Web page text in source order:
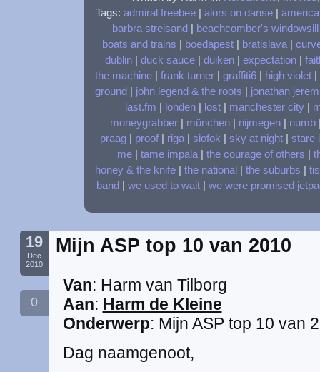
Tags: admiral freebee| alors on danse|
barbra streisand
beachcomber's windowsill
boats and trains
boedapest| bratislava|
dublin| duck sauce| duiken| expectation|
the machine| frank turner| graffiti6| high violet|
ground
john legend & the roots
jonathan
last.fm
londen| lost| manchester city|
moneygrabber| münchen| nijmegen| numb
praag| proof| riga| siofok sky at night| stare
me| tame impala| the courage of others
honey & the knife| the national the suburbs
band
we used to wait| we were promised
19
Dec
2010
0
Mijn ASP top 10 van 2010
Van: Harm van Tilborg
Aan: Harm de Kleine
Onderwerp: Mijn ASP top 10 van
Dag naamgenoot,